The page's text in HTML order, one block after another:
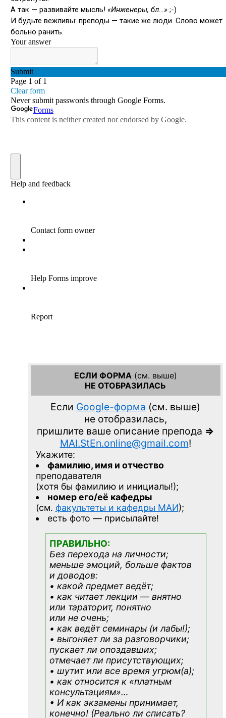
ЕСЛИ ФОРМА (см. выше)
НЕ ОТОБРАЗИЛАСЬ
Если Google-форма (см. выше)
не отобразилась,
пришлите ваше описание препода =>
MAI.StEn.online@gmail.com!
Укажите:
фамилию, имя и отчество
преподавателя
(хотя бы фамилию и инициалы!);
номер его/её кафедры
(см. факультеты и кафедры МАИ);
есть фото — присылайте!
ПРАВИЛЬНО:
Без перехода на личности;
меньше эмоций, больше фактов
и доводов:
• какой предмет ведёт;
• как читает лекции — внятно
или тараторит, понятно
или не очень;
• как ведёт семинары (и лабы!);
• выгоняет ли за разговорчики;
пускает ли опоздавших;
отмечает ли присутствующих;
• шутит или все время угрюм(а);
• как относится к «платным
консультациям»…
• И как экзамены принимает,
конечно! (Реально ли списать?